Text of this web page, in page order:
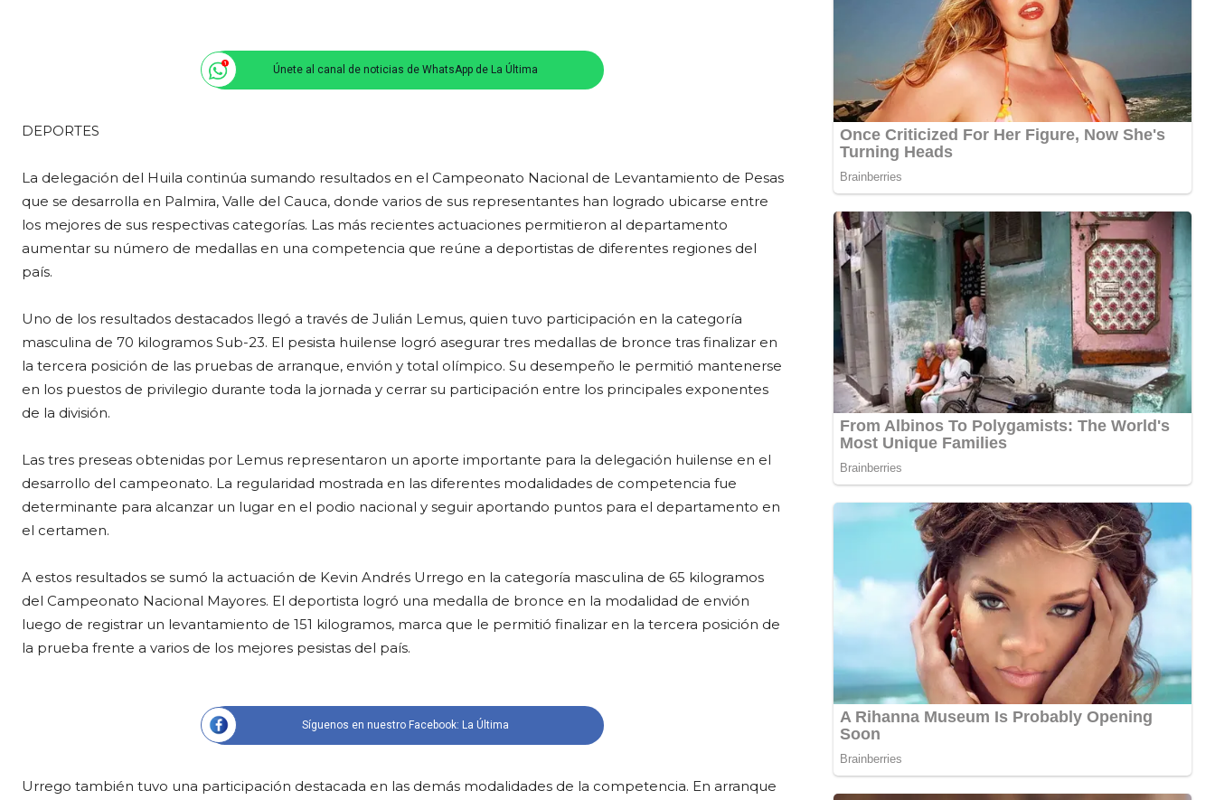
Únete al canal de noticias de WhatsApp de La Última
DEPORTES
La delegación del Huila continúa sumando resultados en el Campeonato Nacional de Levantamiento de Pesas
que se desarrolla en Palmira, Valle del Cauca, donde varios de sus representantes han logrado ubicarse entre
los mejores de sus respectivas categorías. Las más recientes actuaciones permitieron al departamento
aumentar su número de medallas en una competencia que reúne a deportistas de diferentes regiones del
país.
Uno de los resultados destacados llegó a través de Julián Lemus, quien tuvo participación en la categoría
masculina de 70 kilogramos Sub-23. El pesista huilense logró asegurar tres medallas de bronce tras finalizar en
la tercera posición de las pruebas de arranque, envión y total olímpico. Su desempeño le permitió mantenerse
en los puestos de privilegio durante toda la jornada y cerrar su participación entre los principales exponentes
de la división.
Las tres preseas obtenidas por Lemus representaron un aporte importante para la delegación huilense en el
desarrollo del campeonato. La regularidad mostrada en las diferentes modalidades de competencia fue
determinante para alcanzar un lugar en el podio nacional y seguir aportando puntos para el departamento en
el certamen.
A estos resultados se sumó la actuación de Kevin Andrés Urrego en la categoría masculina de 65 kilogramos
del Campeonato Nacional Mayores. El deportista logró una medalla de bronce en la modalidad de envión
luego de registrar un levantamiento de 151 kilogramos, marca que le permitió finalizar en la tercera posición de
la prueba frente a varios de los mejores pesistas del país.
Síguenos en nuestro Facebook: La Última
Urrego también tuvo una participación destacada en las demás modalidades de la competencia. En arranque